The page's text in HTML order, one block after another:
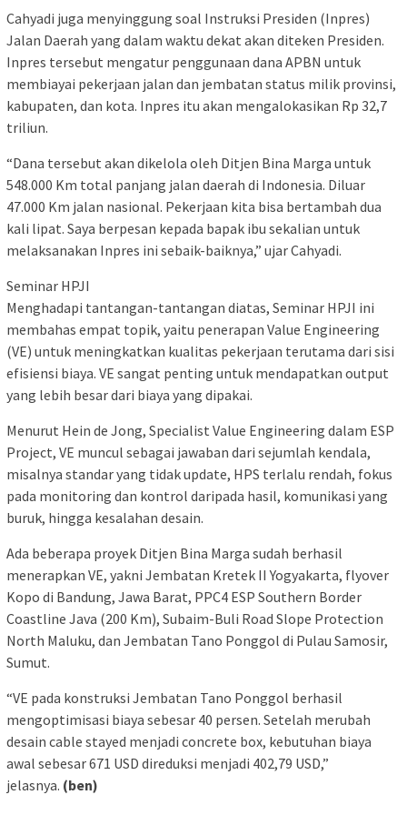
Cahyadi juga menyinggung soal Instruksi Presiden (Inpres)
Jalan Daerah yang dalam waktu dekat akan diteken Presiden.
Inpres tersebut mengatur penggunaan dana APBN untuk
membiayai pekerjaan jalan dan jembatan status milik provinsi,
kabupaten, dan kota. Inpres itu akan mengalokasikan Rp 32,7
triliun.
“Dana tersebut akan dikelola oleh Ditjen Bina Marga untuk
548.000 Km total panjang jalan daerah di Indonesia. Diluar
47.000 Km jalan nasional. Pekerjaan kita bisa bertambah dua
kali lipat. Saya berpesan kepada bapak ibu sekalian untuk
melaksanakan Inpres ini sebaik-baiknya,” ujar Cahyadi.
Seminar HPJI
Menghadapi tantangan-tantangan diatas, Seminar HPJI ini
membahas empat topik, yaitu penerapan Value Engineering
(VE) untuk meningkatkan kualitas pekerjaan terutama dari sisi
efisiensi biaya. VE sangat penting untuk mendapatkan output
yang lebih besar dari biaya yang dipakai.
Menurut Hein de Jong, Specialist Value Engineering dalam ESP
Project, VE muncul sebagai jawaban dari sejumlah kendala,
misalnya standar yang tidak update, HPS terlalu rendah, fokus
pada monitoring dan kontrol daripada hasil, komunikasi yang
buruk, hingga kesalahan desain.
Ada beberapa proyek Ditjen Bina Marga sudah berhasil
menerapkan VE, yakni Jembatan Kretek II Yogyakarta, flyover
Kopo di Bandung, Jawa Barat, PPC4 ESP Southern Border
Coastline Java (200 Km), Subaim-Buli Road Slope Protection
North Maluku, dan Jembatan Tano Ponggol di Pulau Samosir,
Sumut.
“VE pada konstruksi Jembatan Tano Ponggol berhasil
mengoptimisasi biaya sebesar 40 persen. Setelah merubah
desain cable stayed menjadi concrete box, kebutuhan biaya
awal sebesar 671 USD direduksi menjadi 402,79 USD,”
jelasnya. (ben)